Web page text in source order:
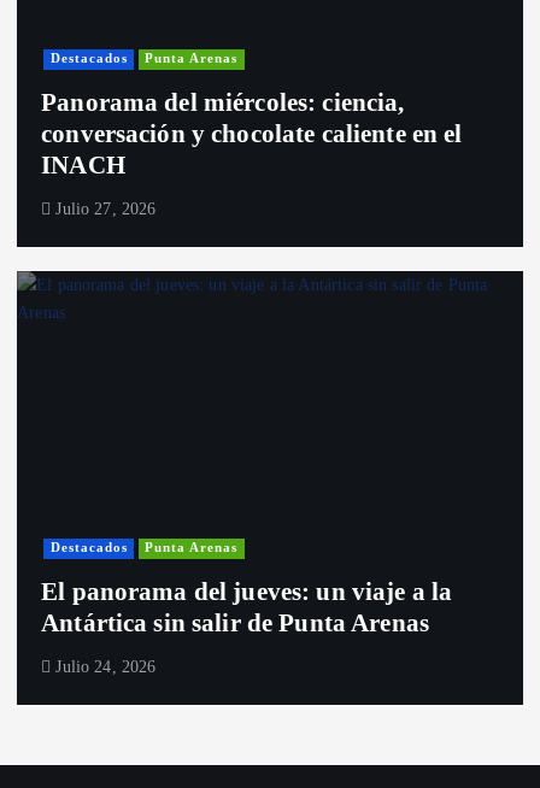
Destacados Punta Arenas
Panorama del miércoles: ciencia,
conversación y chocolate caliente en el
INACH
Julio 27, 2026
Destacados Punta Arenas
El panorama del jueves: un viaje a la
Antártica sin salir de Punta Arenas
Julio 24, 2026